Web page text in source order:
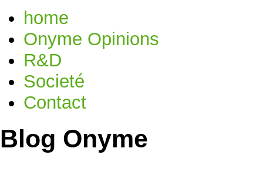
home
Onyme Opinions
R&D
Societé
Contact
Blog Onyme